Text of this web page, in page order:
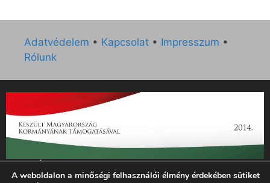
Adatvédelem • Kapcsolat • Impresszum •
Rólunk
„Az Új Ember katolikus hetilap 2014. évi működésének
támogatását az EGYH-KCP-14-P-0121 sz. támogatási
A weboldalon a minőségi felhasználói élmény érdekében sütiket